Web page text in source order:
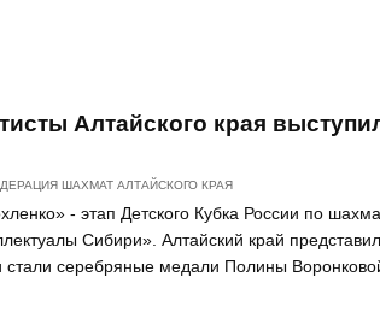
Алтайского края
ШАХМАТ АЛТАЙСКОГО КРАЯ
- этап Детского Кубка России по
Сибири». Алтайский край
стали серебряные медали Полины